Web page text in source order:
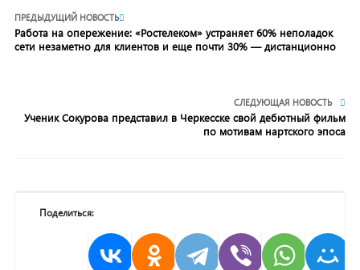
ПРЕДЫДУЩИЙ НОВОСТЬ
Работа на опережение: «Ростелеком» устраняет 60% неполадок
сети незаметно для клиентов и еще почти 30% — дистанционно
СЛЕДУЮЩАЯ НОВОСТЬ
Ученик Сокурова представил в Черкесске свой дебютный фильм
по мотивам нартского эпоса
Поделиться: